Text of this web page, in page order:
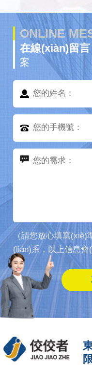
ONLINE
在線(xiàn)留言
案
（請您放心填寫(xiě)
(lián)系，以上信息